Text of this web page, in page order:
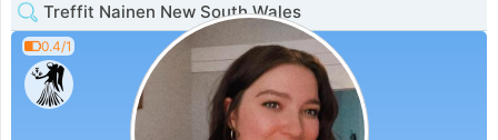
Treffit Nainen New South Wales
0.4/1